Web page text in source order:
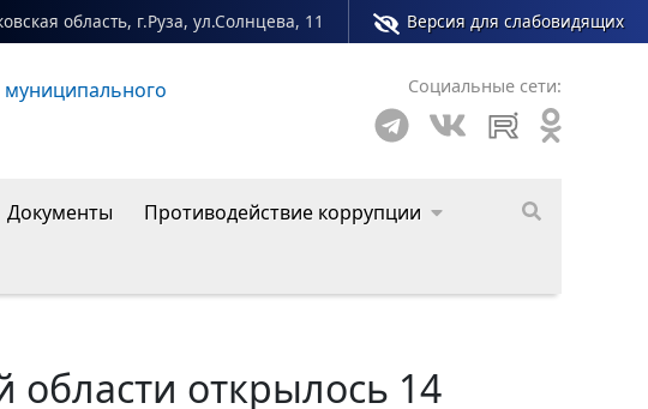
область, г.Руза, ул.Солнцева, 11 Версия для слабовидящих
округа Социальные сети:
Документы
Противодействие коррупции
области открылось 14